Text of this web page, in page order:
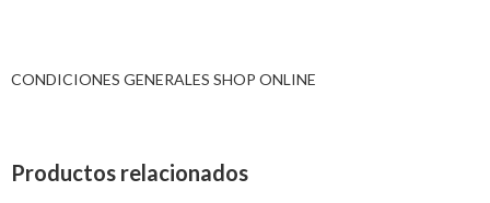
CONDICIONES GENERALES SHOP ONLINE
Productos relacionados